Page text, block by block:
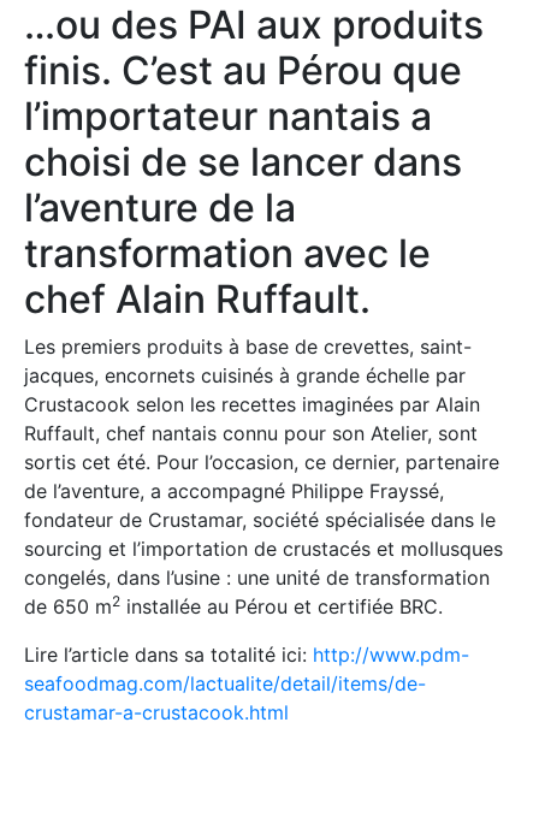
…ou des PAI aux produits
finis. C’est au Pérou que
l’importateur nantais a
choisi de se lancer dans
l’aventure de la
transformation avec le
chef Alain Ruffault.
Les premiers produits à base de crevettes, saint-
jacques, encornets cuisinés à grande échelle par
Crustacook selon les recettes imaginées par Alain
Ruffault, chef nantais connu pour son Atelier, sont
sortis cet été. Pour l’occasion, ce dernier, partenaire
de l’aventure, a accompagné Philippe Frayssé,
fondateur de Crustamar, société spécialisée dans le
sourcing et l’importation de crustacés et mollusques
congelés, dans l’usine : une unité de transformation
de 650 m2 installée au Pérou et certifiée BRC.
Lire l’article dans sa totalité ici: http://www.pdm-
seafoodmag.com/lactualite/detail/items/de-
crustamar-a-crustacook.html